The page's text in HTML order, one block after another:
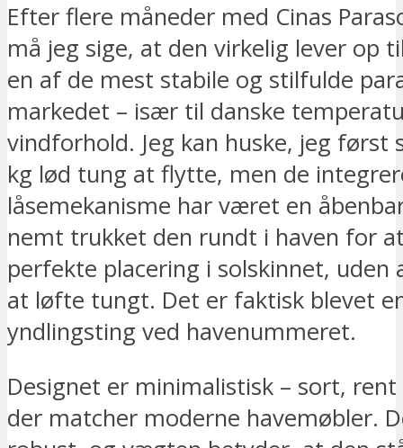
Efter flere måneder med Cinas
må jeg sige, at den virkelig lever op
en af de mest stabile og stilfulde
markedet – især til danske
vindforhold. Jeg kan huske, jeg først
kg lød tung at flytte, men de
låsemekanisme har været en
nemt trukket den rundt i haven for
perfekte placering i solskinnet, uden
at løfte tungt. Det er faktisk blevet
yndlingsting ved havenummeret.
Designet er minimalistisk – sort,
der matcher moderne havemøbler.